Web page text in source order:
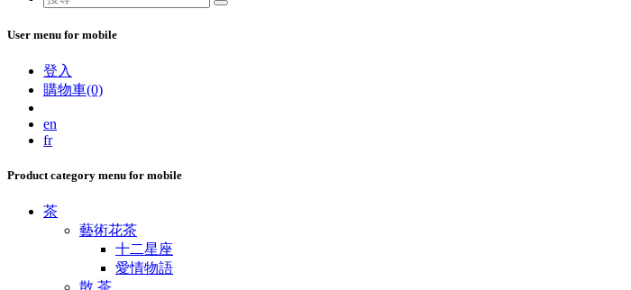
User menu for mobile
登入
購物車(0)
en
fr
Product category menu for mobile
茶
藝術花茶
十二星座
愛情物語